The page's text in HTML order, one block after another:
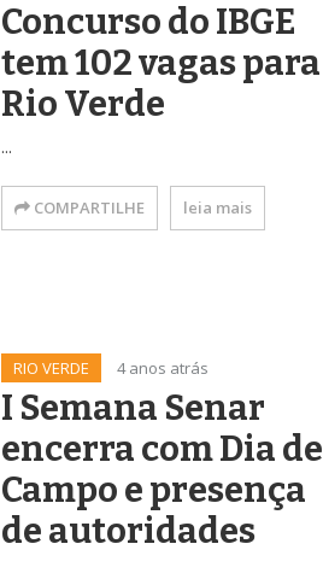
Concurso do IBGE
tem 102 vagas para
Rio Verde
...
COMPARTILHE leia mais
RIO VERDE 4 anos atrás
I Semana Senar
encerra com Dia de
Campo e presença
de autoridades